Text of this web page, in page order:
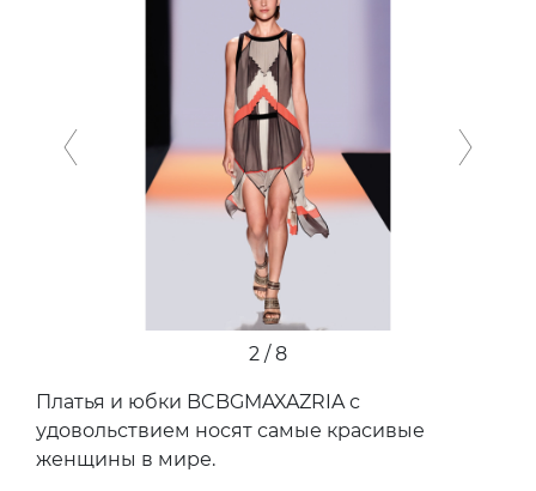
Previous
2 / 8
Платья и юбки BCBGMAXAZRIA с
удовольствием носят самые красивые
женщины в мире.